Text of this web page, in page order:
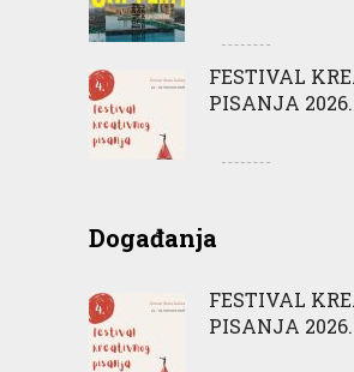
FESTIVAL
PISANJA 2026.
Događanja
FESTIVAL
PISANJA 2026.